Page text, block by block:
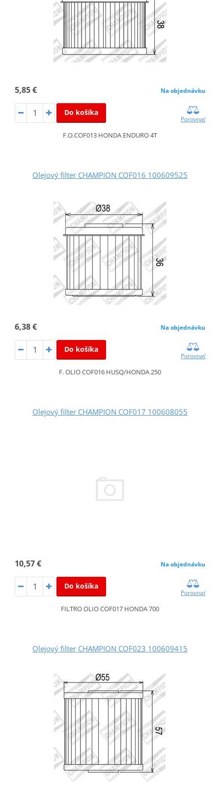
5,85 € Na objednávku
Do košíka
Porovnať
F.O.COF013 HONDA ENDURO 4T
Olejový filter CHAMPION COF016 100609525
6,38 € Na objednávku
Do košíka
Porovnať
F. OLIO COF016 HUSQ/HONDA 250
Olejový filter CHAMPION COF017 100608055
10,57 € Na objednávku
Do košíka
Porovnať
FILTRO OLIO COF017 HONDA 700
Olejový filter CHAMPION COF023 100609415